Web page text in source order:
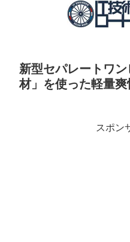
新型セパレートワ
材」を使った軽量
スポン